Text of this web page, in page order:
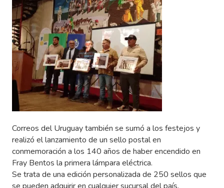
Correos del Uruguay también se sumó a los festejos y
realizó el lanzamiento de un sello postal en
conmemoración a los 140 años de haber encendido en
Fray Bentos la primera lámpara eléctrica.
Se trata de una edición personalizada de 250 sellos que